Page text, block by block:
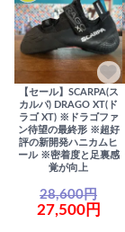
【セール】SCARPA(ス
カルパ) DRAGO XT(ド
ラゴ XT) ※ドラゴファ
ン待望の最終形 ※超好
評の新開発ハニカムヒ
ール ※密着度と足裏感
覚が向上
28,600円
27,500円